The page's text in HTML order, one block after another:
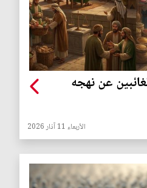
عن نهجه
الأربعاء 11 آذار 2026